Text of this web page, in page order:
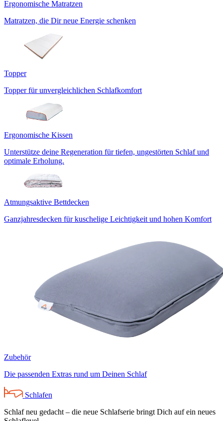
Ergonomische Matratzen
Matratzen, die Dir neue Energie schenken
Topper
Topper für unvergleichlichen Schlafkomfort
Ergonomische Kissen
Unterstütze deine Regeneration für tiefen, ungestörten Schlaf und
optimale Erholung.
Atmungsaktive Bettdecken
Ganzjahresdecken für kuschelige Leichtigkeit und hohen Komfort
Zubehör
Die passenden Extras rund um Deinen Schlaf
Schlafen
Schlaf neu gedacht – die neue Schlafserie bringt Dich auf ein neues